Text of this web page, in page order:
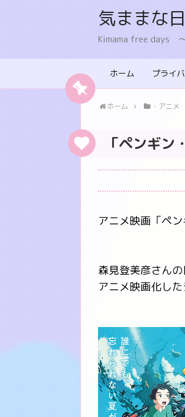
気ままな
Kimama free days
ホーム プライ
ホーム ・アニメ
「ペンギン
アニメ映画「ペン
森見登美彦さん
アニメ映画化し